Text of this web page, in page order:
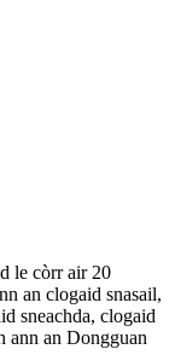
le còrr air 20
an clogaid snasail,
sneachda, clogaid
ann an Dongguan